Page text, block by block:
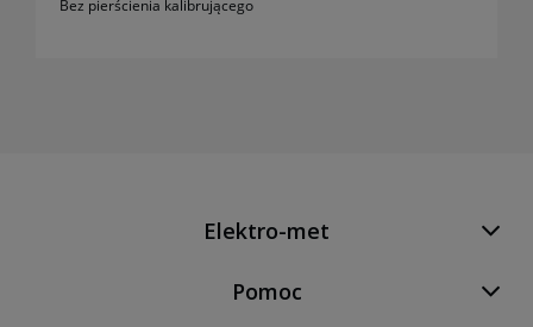
Bez pierścienia kalibrującego
Elektro-met
Pomoc